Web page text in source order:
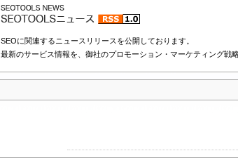
SEOに関連するニュースリリースを公開しております。
最新のサービス情報を、御社のプロモーション・マーケティング戦